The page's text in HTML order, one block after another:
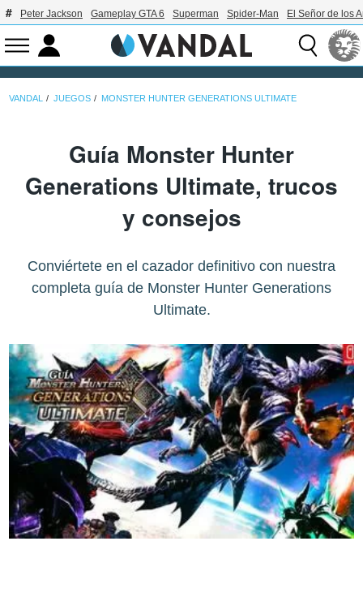
Peter Jackson Gameplay GTA 6 Superman Spider-Man El Señor de los
VANDAL JUEGOS MONSTER HUNTER GENERATIONS ULTIMATE
Guía Monster Hunter
Generations Ultimate, trucos
y consejos
Conviértete en el cazador definitivo con nuestra
completa guía de Monster Hunter Generations
Ultimate.